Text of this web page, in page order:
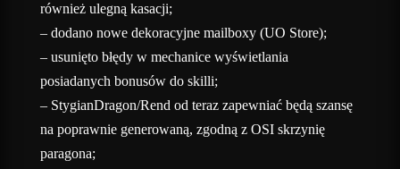
również ulegną kasacji;
– dodano nowe dekoracyjne mailboxy (UO Store);
– usunięto błędy w mechanice wyświetlania
posiadanych bonusów do skilli;
– StygianDragon/Rend od teraz zapewniać będą szansę
na poprawnie generowaną, zgodną z OSI skrzynię
paragona;